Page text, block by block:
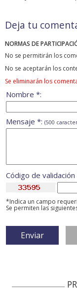
Deja tu
NORMAS DE
No se permitirán los
No se aceptarán los
Se eliminarán los
Nombre *:
Mensaje *: (500
Código de validación
*Indica un campo
Se permiten las